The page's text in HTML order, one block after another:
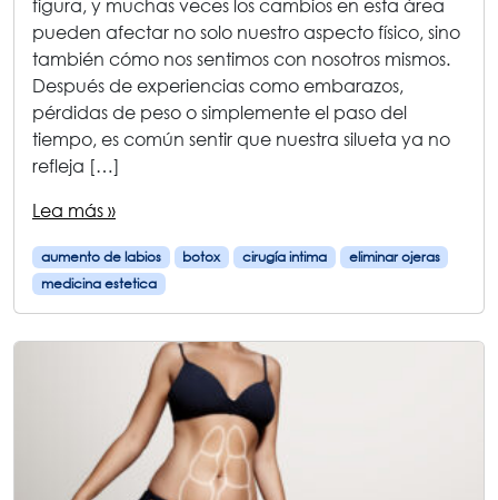
figura, y muchas veces los cambios en esta área
pueden afectar no solo nuestro aspecto físico, sino
también cómo nos sentimos con nosotros mismos.
Después de experiencias como embarazos,
pérdidas de peso o simplemente el paso del
tiempo, es común sentir que nuestra silueta ya no
refleja […]
Lea más »
aumento de labios botox cirugía intima
eliminar ojeras
medicina estetica